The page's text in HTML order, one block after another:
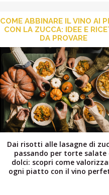
COME ABBINARE IL VINO AI
CON LA ZUCCA: IDEE E
DA PROVARE
Dai risotti alle lasagne di
passando per torte salate
dolci: scopri come
ogni piatto con il vino